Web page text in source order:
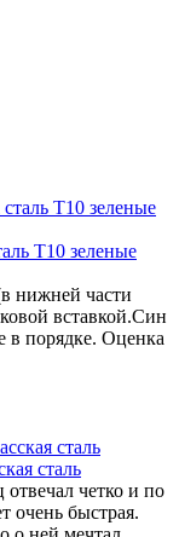
T10 зеленые
нижней части
вставкой.Син
в порядке. Оценка
сталь
четко и по
очень быстрая.